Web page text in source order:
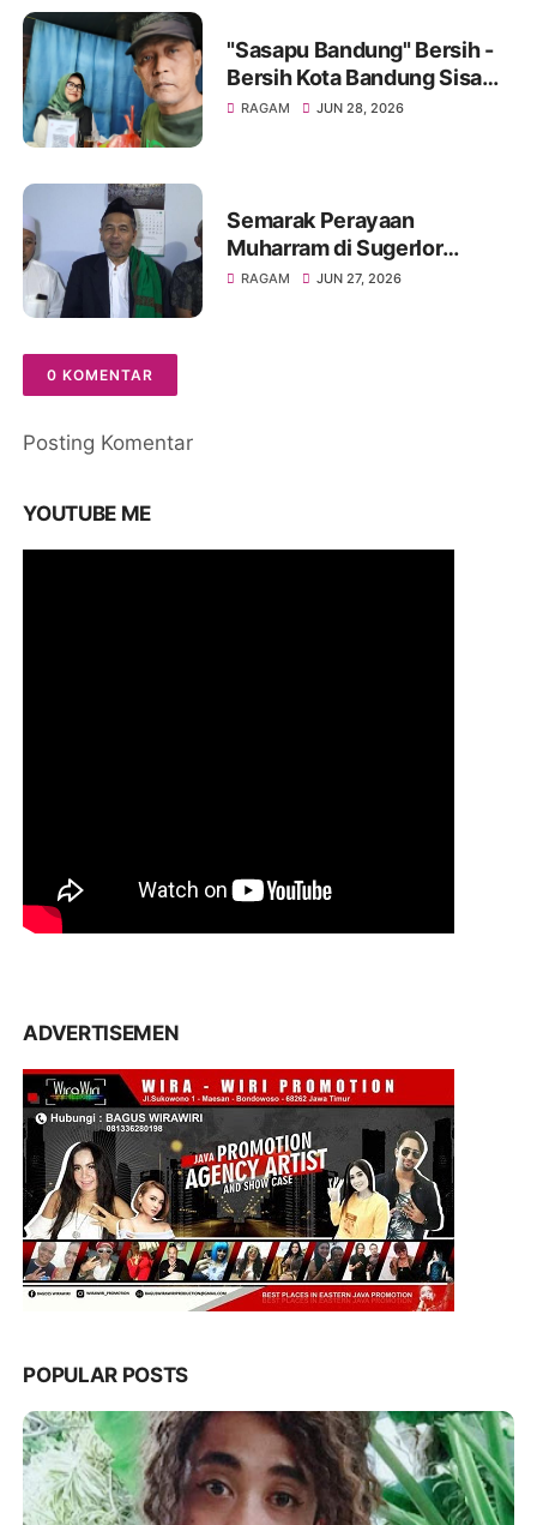
"Sasapu Bandung" Bersih -
Bersih Kota Bandung Sisa
Bongkaran Bangunan Liar
RAGAM JUN 28, 2026
Semarak Perayaan
Muharram di Sugerlor
Maesan Bondowoso Santuni
RAGAM JUN 27, 2026
0 KOMENTAR
Posting Komentar
YOUTUBE ME
ADVERTISEMEN
POPULAR POSTS